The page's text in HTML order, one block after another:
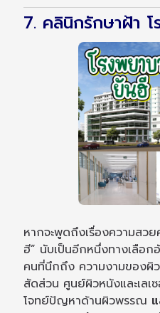
7. คลินิกรักษาฝ้า
หากจะพูดถึงเรื่องความสว
ฮี” นับเป็นอีกหนึ่งทางเลือ
คนที่นึกถึง ความงามของผิ
สัดส่วน ศูนย์ผิวหนังและเล
โจทย์ปัญหาด้านผิวพรรณ